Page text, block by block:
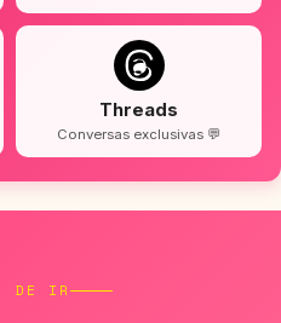
Threads
Conversas exclusivas 💬
DE IR